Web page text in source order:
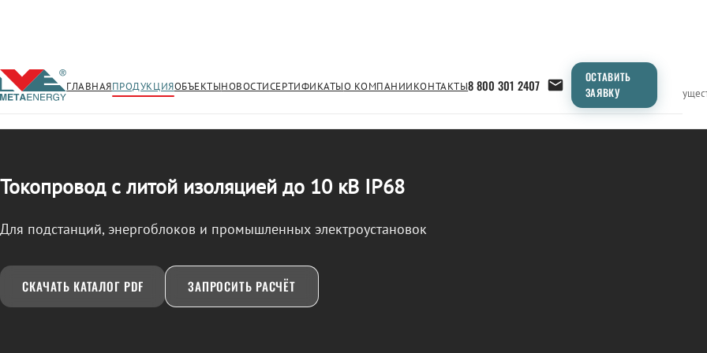
ГЛАВНАЯПРОДУКЦИЯОБЪЕКТЫНОВОСТИСЕРТИФИКАТЫО КОМПАНИИКОНТАКТЫ8 800 301 2407
ОСТАВИТЬ
ЗАЯВКУ
← Продукция/ТОКОПРОВОД Применение Продукция ТипоразмерыСравнение
Токопровод с литой изоляцией до 10 кВ IP68
Для подстанций, энергоблоков и промышленных электроустановок
СКАЧАТЬ КАТАЛОГ PDF ЗАПРОСИТЬ РАСЧЁТ